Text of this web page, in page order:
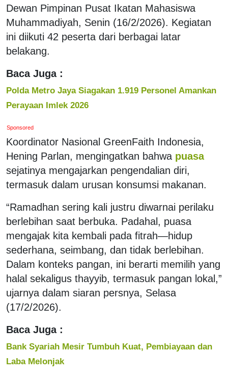
Dewan Pimpinan Pusat Ikatan Mahasiswa
Muhammadiyah, Senin (16/2/2026). Kegiatan
ini diikuti 42 peserta dari berbagai latar
belakang.
Baca Juga :
Polda Metro Jaya Siagakan 1.919 Personel Amankan
Perayaan Imlek 2026
Sponsored
Koordinator Nasional GreenFaith Indonesia,
Hening Parlan, mengingatkan bahwa puasa
sejatinya mengajarkan pengendalian diri,
termasuk dalam urusan konsumsi makanan.
“Ramadhan sering kali justru diwarnai perilaku
berlebihan saat berbuka. Padahal, puasa
mengajak kita kembali pada fitrah—hidup
sederhana, seimbang, dan tidak berlebihan.
Dalam konteks pangan, ini berarti memilih yang
halal sekaligus thayyib, termasuk pangan lokal,”
ujarnya dalam siaran persnya, Selasa
(17/2/2026).
Baca Juga :
Bank Syariah Mesir Tumbuh Kuat, Pembiayaan dan
Laba Melonjak